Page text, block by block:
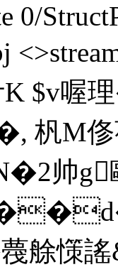
0/
K $v
杋M
帅
艅憡